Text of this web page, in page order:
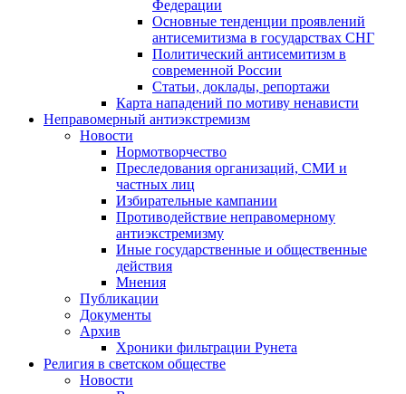
Федерации
Основные тенденции проявлений
антисемитизма в государствах СНГ
Политический антисемитизм в
современной России
Статьи, доклады, репортажи
Карта нападений по мотиву ненависти
Неправомерный антиэкстремизм
Новости
Нормотворчество
Преследования организаций, СМИ и
частных лиц
Избирательные кампании
Противодействие неправомерному
антиэкстремизму
Иные государственные и общественные
действия
Мнения
Публикации
Документы
Архив
Хроники фильтрации Рунета
Религия в светском обществе
Новости